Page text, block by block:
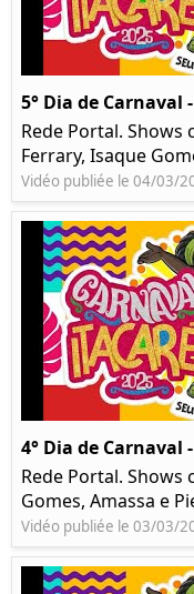
5° Dia de Carnaval
Rede Portal. Shows
Ferrary, Isaque
Vidéo publiée le 04/03/
4° Dia de Carnaval
Rede Portal. Shows
Gomes, Amassa e
Vidéo publiée le 03/03/